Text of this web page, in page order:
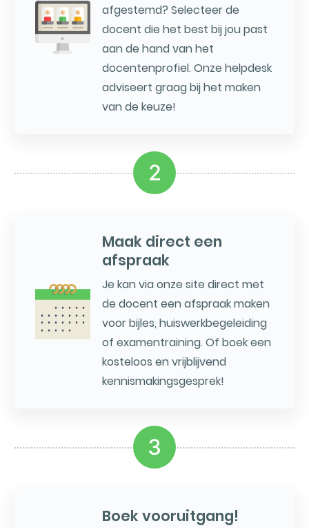
afgestemd? Selecteer de
docent die het best bij jou past
aan de hand van het
docentenprofiel. Onze helpdesk
adviseert graag bij het maken
van de keuze!
2
Maak direct een
afspraak
Je kan via onze site direct met
de docent een afspraak maken
voor bijles, huiswerkbegeleiding
of examentraining. Of boek een
kosteloos en vrijblijvend
kennismakingsgesprek!
3
Boek vooruitgang!